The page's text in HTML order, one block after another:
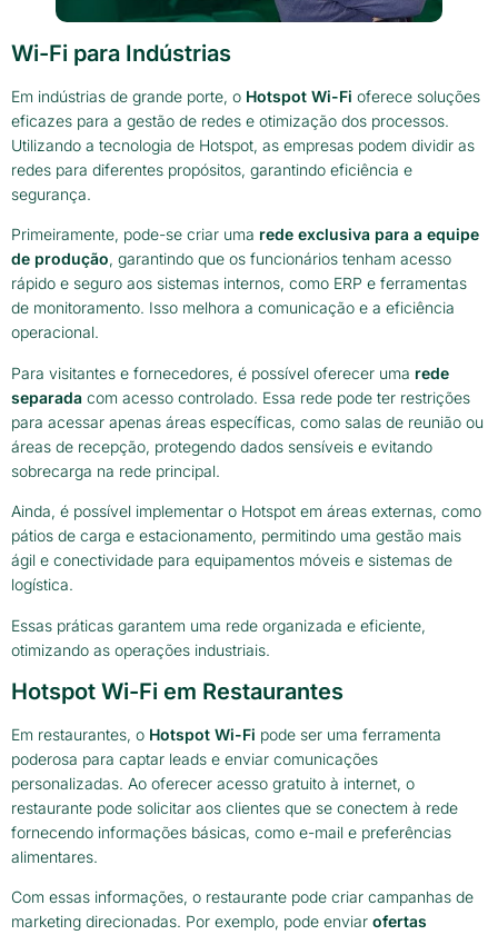
Wi-Fi para Indústrias
Em indústrias de grande porte, o Hotspot Wi-Fi oferece soluções
eficazes para a gestão de redes e otimização dos processos.
Utilizando a tecnologia de Hotspot, as empresas podem dividir as
redes para diferentes propósitos, garantindo eficiência e
segurança.
Primeiramente, pode-se criar uma rede exclusiva para a equipe
de produção, garantindo que os funcionários tenham acesso
rápido e seguro aos sistemas internos, como ERP e ferramentas
de monitoramento. Isso melhora a comunicação e a eficiência
operacional.
Para visitantes e fornecedores, é possível oferecer uma rede
separada com acesso controlado. Essa rede pode ter restrições
para acessar apenas áreas específicas, como salas de reunião ou
áreas de recepção, protegendo dados sensíveis e evitando
sobrecarga na rede principal.
Ainda, é possível implementar o Hotspot em áreas externas, como
pátios de carga e estacionamento, permitindo uma gestão mais
ágil e conectividade para equipamentos móveis e sistemas de
logística.
Essas práticas garantem uma rede organizada e eficiente,
otimizando as operações industriais.
Hotspot Wi-Fi em Restaurantes
Em restaurantes, o Hotspot Wi-Fi pode ser uma ferramenta
poderosa para captar leads e enviar comunicações
personalizadas. Ao oferecer acesso gratuito à internet, o
restaurante pode solicitar aos clientes que se conectem à rede
fornecendo informações básicas, como e-mail e preferências
alimentares.
Com essas informações, o restaurante pode criar campanhas de
marketing direcionadas. Por exemplo, pode enviar ofertas